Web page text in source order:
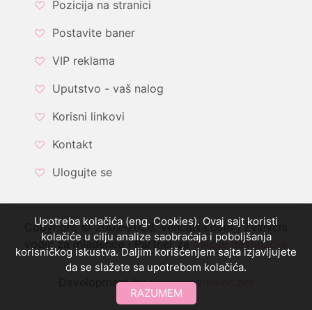
Pozicija na stranici
Postavite baner
VIP reklama
Uputstvo - vaš nalog
Korisni linkovi
Kontakt
Ulogujte se
Copyright © 2002-2026. Vencanja.com | Zvanični
vodič za mladence | Partner zadaleke destinacije
Development bydraganmarkovic.net
Upotreba kolačića (eng. Cookies). Ovaj sajt koristi
kolačiće u cilju analize saobraćaja i poboljšanja
korisničkog iskustva. Daljim korišćenjem sajta izjavljujete
da se slažete sa upotrebom kolačića.
RAZUMEM